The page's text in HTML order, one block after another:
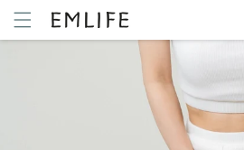
directamente
al contenido